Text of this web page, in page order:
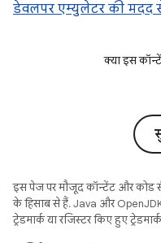
डेवलपर एम्युलेटर की मदद
क्या इस
इस पेज पर मौजूद कॉन्टेंट और कोड
के हिसाब से हैं. Java और
ट्रेडमार्क या रजिस्टर किए हुए